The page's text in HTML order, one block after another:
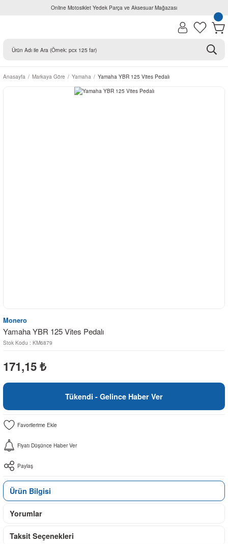
Online Motosiklet Yedek Parça ve Aksesuar Mağazası
Anasayfa Markaya Göre Yamaha Yamaha YBR 125 Vites Pedalı
Monero
Yamaha YBR 125 Vites Pedalı
Stok Kodu : KM6879
171,15 ₺
Tükendi - Gelince Haber Ver
Fiyatı Düşünce Haber Ver
Paylaş
Ürün Bilgisi
Yorumlar
Taksit Seçenekleri